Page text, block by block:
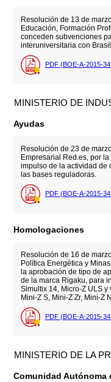
Resolución de 13 de
Educación, Formación
conceden subvenciones
interuniversitaria con
PDF (BOE-A-2015-
MINISTERIO DE
Ayudas
Resolución de 23 de
Empresarial Red.es, por
impulso de la actividad de
las bases reguladoras.
PDF (BOE-A-2015-
Homologaciones
Resolución de 16 de
Política Energética y
la aprobación de tipo de
de la marca Rigaku, para
Simultix 14, Micro-Z ULS
Mini-Z S, Mini-Z Zr, Mini-Z
PDF (BOE-A-2015-
MINISTERIO DE LA
Comunidad Autónoma